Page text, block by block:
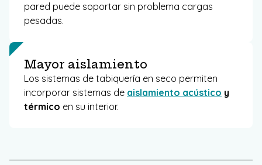
pared puede soportar sin problema cargas
pesadas.
Mayor aislamiento
Los sistemas de tabiquería en seco permiten
incorporar sistemas de aislamiento acústico y
térmico en su interior.